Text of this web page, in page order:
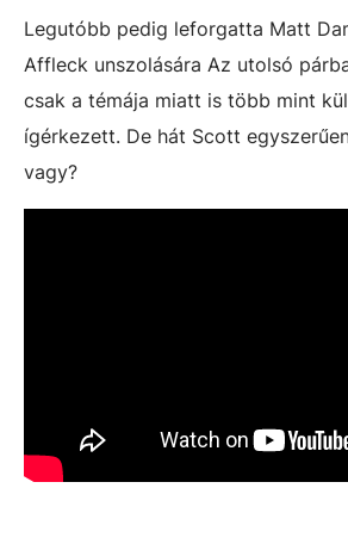
Legutóbb pedig leforgatta Matt
Affleck unszolására Az utolsó
csak a témája miatt is több mint
ígérkezett. De hát Scott
vagy?